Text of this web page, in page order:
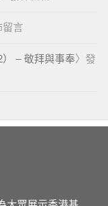
留言
– 敬拜與事奉〉發